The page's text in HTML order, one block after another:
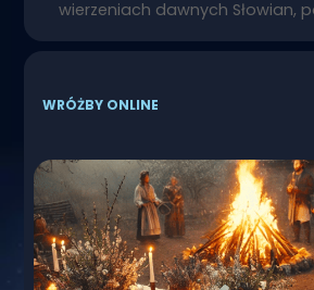
wierzeniach dawnych Słowian,
WRÓŻBY ONLINE